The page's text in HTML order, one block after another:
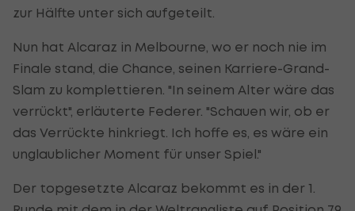
zur Hälfte unter sich aufgeteilt.
Nun hat Alcaraz in Melbourne, wo er noch nie im
Finale stand, die Chance, seinen Karriere-Grand-
Slam zu komplettieren. "In seinem Alter wäre das
verrückt", erläuterte Federer. "Schauen wir, ob er
das Verrückte hinkriegt. Ich hoffe es, es wäre ein
unglaublicher Moment für unser Spiel."
Der topgesetzte Alcaraz bekommt es in der 1.